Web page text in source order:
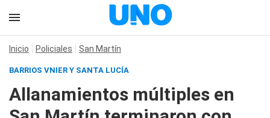
Inicio Policiales San Martín
BARRIOS VNIER Y SANTA LUCÍA
Allanamientos múltiples en